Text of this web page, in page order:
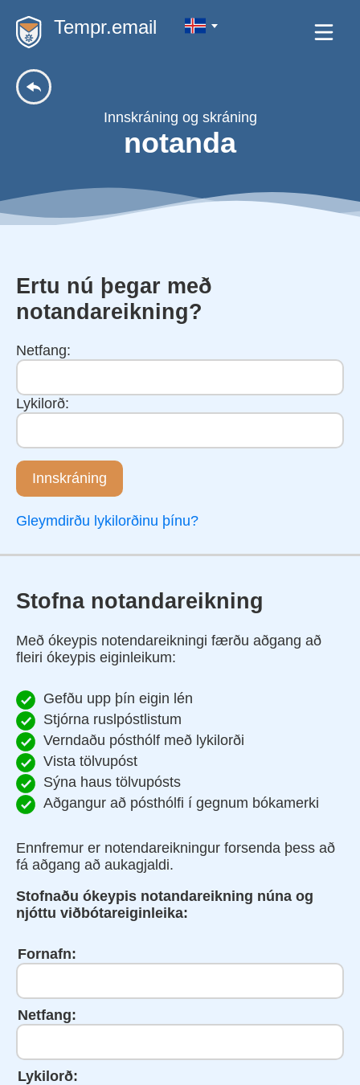
Tempr.email
Innskráning og skráning
notanda
Ertu nú þegar með
notandareikning?
Netfang:
Lykilorð:
Innskráning
Gleymdirðu lykilorðinu þínu?
Stofna notandareikning
Með ókeypis notendareikningi færðu aðgang að
fleiri ókeypis eiginleikum:
Gefðu upp þín eigin lén
Stjórna ruslpóstlistum
Verndaðu pósthólf með lykilorði
Vista tölvupóst
Sýna haus tölvupósts
Aðgangur að pósthólfi í gegnum bókamerki
Ennfremur er notendareikningur forsenda þess að
fá aðgang að aukagjaldi.
Stofnaðu ókeypis notandareikning núna og
njóttu viðbótareiginleika:
Fornafn:
Netfang:
Lykilorð: